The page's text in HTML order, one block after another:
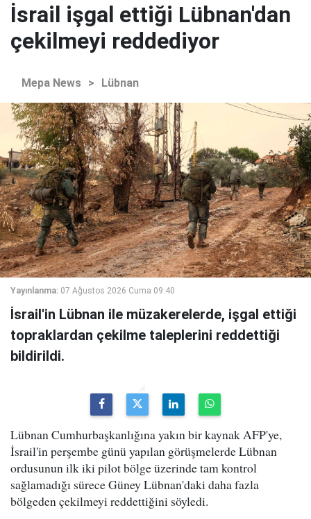
İsrail işgal ettiği Lübnan'dan
çekilmeyi reddediyor
Mepa News > Lübnan
Yayınlanma: 07 Ağustos 2026 Cuma 09:40
İsrail'in Lübnan ile müzakerelerde, işgal ettiği
topraklardan çekilme taleplerini reddettiği
bildirildi.
Lübnan Cumhurbaşkanlığına yakın bir kaynak AFP'ye,
İsrail'in perşembe günü yapılan görüşmelerde Lübnan
ordusunun ilk iki pilot bölge üzerinde tam kontrol
sağlamadığı sürece Güney Lübnan'daki daha fazla
bölgeden çekilmeyi reddettiğini söyledi.